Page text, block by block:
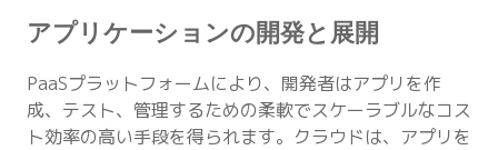
アプリケーションの開発と展開
PaaSプラットフォームにより、開発者はアプリを作
成、テスト、管理するための柔軟でスケーラブルなコス
ト効率の高い手段を得られます。クラウドは、アプリを